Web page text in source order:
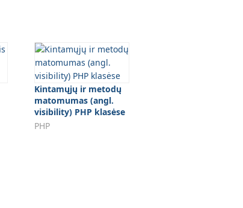
Kintamųjų ir metodų
matomumas (angl.
visibility) PHP klasėse
PHP